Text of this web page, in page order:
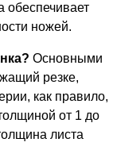
обеспечивает
ножей.
Основными
резке,
как правило,
от 1 до
листа